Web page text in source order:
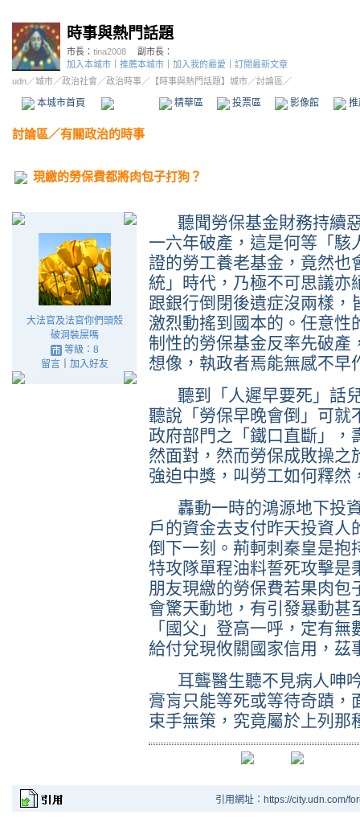
時事與熱門話題
市長： tina2008
副市長：
加入本城市
推薦本城市 加入我的最愛
訂閱最新文章
udn／城市／政治社會 ／政治時事／ 【時事與熱門話題】城市／討論區／
本城市首頁 精華區 投票區 影像館
討論區／有關政治的時事
現繳的勞保費都將肉包子打狗？
大法官及法官你們頭殼
破洞裝屎嗎
等級：8
留言｜ 加入好友
聽聞勞保基金財務持續
一六年破產，這是何等「駭
證的勞工養老基金，竟然也
統」時代，乃極不可思議亦
跟銀行倒閉後遺症沒兩樣，
激烈動搖到國本的。任意性
制性的勞保基金反率先破產
想像，執政者焉能無感不早
聽到「人遲早要死」話
聽說「勞保早晚會倒」可就
政府部門之「鐵口直斷」，
然面對，然而勞保成敗操之
強迫中獎，叫勞工如何釋然
轟動一時的鴻源地下投
戶的資金去支付昨天投資人
倒下一刻。荊軻刺秦皇是抱
特攻隊單程油料誓死攻擊是
朋友現繳的勞保費若果肉
會驚天動地，有引發暴動甚
「國父」登高一呼，定有
給付兌現攸關國家信用，茲
耳聾醫生聽不見病人呻
膏肓只能等死或等待奇蹟，
束手無策，究竟屬於上列那
引用網址：https://city.udn.com/